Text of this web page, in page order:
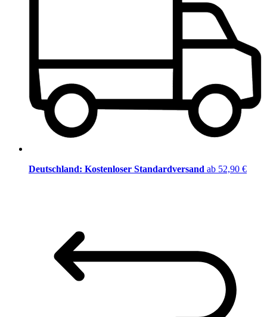
Deutschland: Kostenloser Standardversand ab 52,90 €